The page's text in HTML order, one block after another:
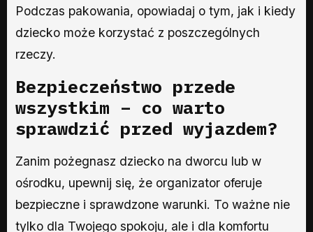
Podczas pakowania, opowiadaj o tym, jak i kiedy
dziecko może korzystać z poszczególnych
rzeczy.
Bezpieczeństwo przede
wszystkim – co warto
sprawdzić przed wyjazdem?
Zanim pożegnasz dziecko na dworcu lub w
ośrodku, upewnij się, że organizator oferuje
bezpieczne i sprawdzone warunki. To ważne nie
tylko dla Twojego spokoju, ale i dla komfortu